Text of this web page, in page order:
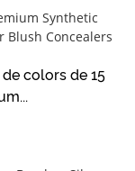
colors de 15